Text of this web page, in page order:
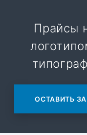
Прайсы
ОСТАВИТЬ